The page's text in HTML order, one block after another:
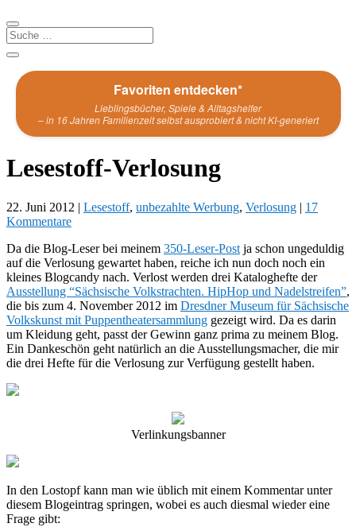
Favoriten entdecken*
Lieblingsbücher, Spiele & Alltagshelfer
– in 16 Jahren Familienzeit selbst ausprobiert & nicht KI-generiert
Lesestoff-Verlosung
22. Juni 2012 | Lesestoff, unbezahlte Werbung, Verlosung | 17
Kommentare
Da die Blog-Leser bei meinem 350-Leser-Post ja schon ungeduldig
auf die Verlosung gewartet haben, reiche ich nun doch noch ein
kleines Blogcandy nach. Verlost werden drei Kataloghefte der
Ausstellung “Sächsische Volkstrachten. HipHop und Nadelstreifen”,
die bis zum 4. November 2012 im Dresdner Museum für Sächsische
Volkskunst mit Puppentheatersammlung gezeigt wird. Da es darin
um Kleidung geht, passt der Gewinn ganz prima zu meinem Blog.
Ein Dankeschön geht natürlich an die Ausstellungsmacher, die mir
die drei Hefte für die Verlosung zur Verfügung gestellt haben.
Verlinkungsbanner
In den Lostopf kann man wie üblich mit einem Kommentar unter
diesem Blogeintrag springen, wobei es auch diesmal wieder eine
Frage gibt: